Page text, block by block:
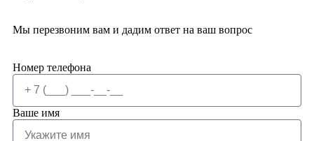
Мы перезвоним вам и дадим ответ на ваш вопрос
Номер телефона
Ваше имя